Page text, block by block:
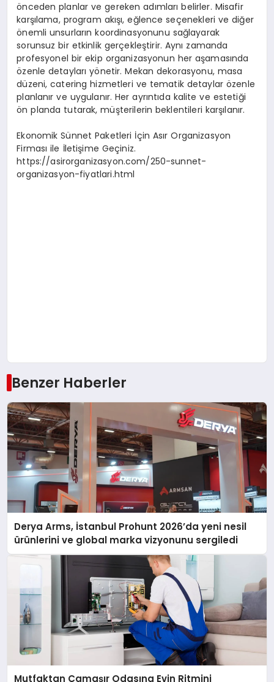
önceden planlar ve gereken adımları belirler. Misafir
karşılama, program akışı, eğlence seçenekleri ve diğer
önemli unsurların koordinasyonunu sağlayarak
sorunsuz bir etkinlik gerçekleştirir. Aynı zamanda
profesyonel bir ekip organizasyonun her aşamasında
özenle detayları yönetir. Mekan dekorasyonu, masa
düzeni, catering hizmetleri ve tematik detaylar özenle
planlanır ve uygulanır. Her ayrıntıda kalite ve estetiği
ön planda tutarak, müşterilerin beklentileri karşılanır.
Ekonomik Sünnet Paketleri İçin Asır Organizasyon
Firması ile İletişime Geçiniz.
https://asirorganizasyon.com/250-sunnet-
organizasyon-fiyatlari.html
Benzer Haberler
Derya Arms, İstanbul Prohunt 2026’da yeni nesil
ürünlerini ve global marka vizyonunu sergiledi
Mutfaktan Çamaşır Odasına Evin Ritmini